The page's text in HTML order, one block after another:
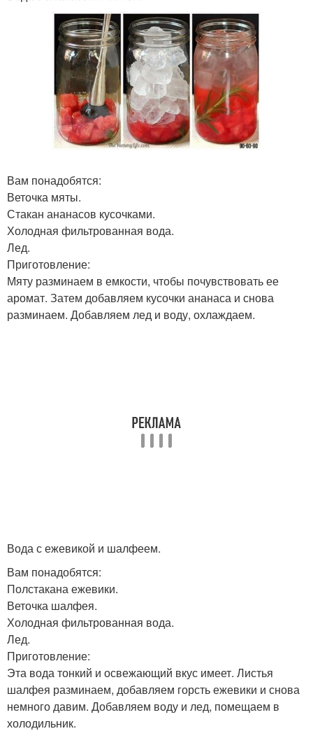
Вам понадобятся:
Веточка мяты.
Стакан ананасов кусочками.
Холодная фильтрованная вода.
Лед.
Приготовление:
Мяту разминаем в емкости, чтобы почувствовать ее
аромат. Затем добавляем кусочки ананаса и снова
разминаем. Добавляем лед и воду, охлаждаем.
Вода с ежевикой и шалфеем.
Вам понадобятся:
Полстакана ежевики.
Веточка шалфея.
Холодная фильтрованная вода.
Лед.
Приготовление:
Эта вода тонкий и освежающий вкус имеет. Листья
шалфея разминаем, добавляем горсть ежевики и снова
немного давим. Добавляем воду и лед, помещаем в
холодильник.